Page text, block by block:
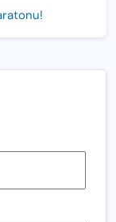
dzień po
w